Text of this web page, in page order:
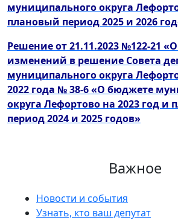
муниципального округа
плановый период 2025 и 2026
Решение от 21.11.2023 №122-21
изменений в решение Совета
муниципального округа
2022 года № 38-6 «О бюджете
округа Лефортово на 2023 год и
период 2024 и 2025 годов»
Важное
Новости и события
Узнать, кто ваш депутат